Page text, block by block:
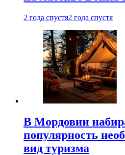
2 года спустя2 года спустя
В Мордовии
популярность
вид туризма